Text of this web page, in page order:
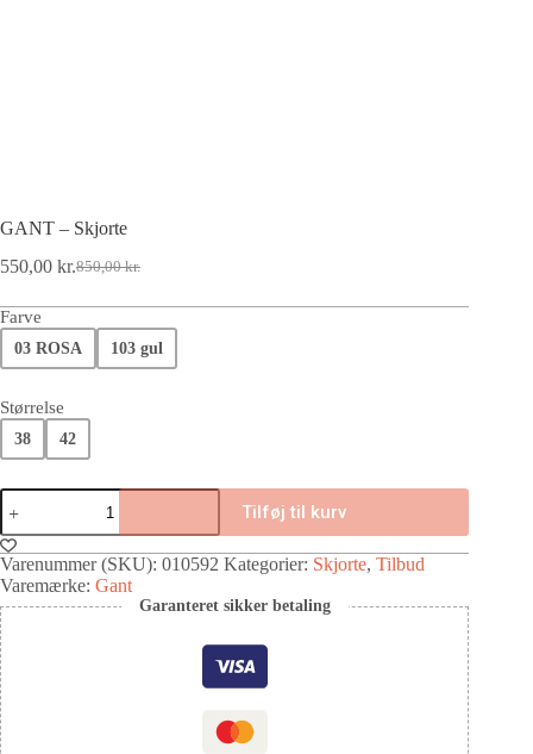
GANT – Skjorte
850,00kr.
550,00 kr.
Farve
03 ROSA 103 gul
Størrelse
38 42
Tilføj til kurv
Varenummer (SKU): 010592 Kategorier: Skjorte, Tilbud
Varemærke: Gant
Garanteret sikker betaling